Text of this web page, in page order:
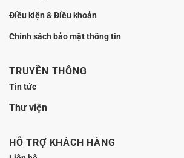
Điều kiện & Điều khoản
Chính sách bảo mật thông tin
TRUYỀN THÔNG
Tin tức
Thư viện
HỖ TRỢ KHÁCH HÀNG